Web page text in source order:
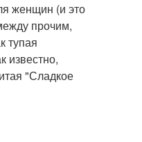
женщин (и это
прочим,
тупая
известно,
"Сладкое